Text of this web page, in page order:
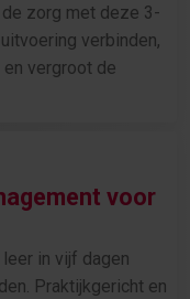
zorg met deze 3-
verbinden,
vergroot de
voor
in vijf dagen
Praktijkgericht en